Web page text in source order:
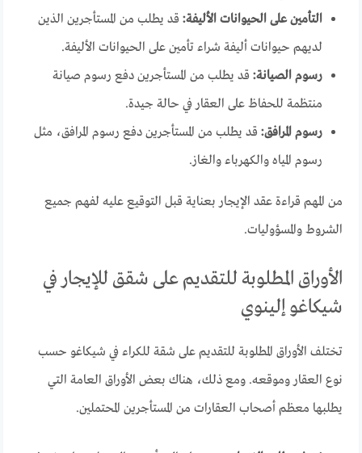
التأمين على الحيوانات الأليفة: قد يطلب من المستأجرين الذين
لديهم حيوانات أليفة شراء تأمين على الحيوانات الأليفة.
رسوم الصيانة: قد يطلب من المستأجرين دفع رسوم صيانة
منتظمة للحفاظ على العقار في حالة جيدة.
رسوم المرافق: قد يطلب من المستأجرين دفع رسوم المرافق، مثل
رسوم المياه والكهرباء والغاز.
من المهم قراءة عقد الإيجار بعناية قبل التوقيع عليه لفهم جميع
الشروط والمسؤوليات.
الأوراق المطلوبة للتقديم على شقق للإيجار في
شيكاغو إلينوي
تختلف الأوراق المطلوبة للتقديم على شقة للكراء في شيكاغو حسب
نوع العقار وموقعه. ومع ذلك، هناك بعض الأوراق العامة التي
يطلبها معظم أصحاب العقارات من المستأجرين المحتملين.